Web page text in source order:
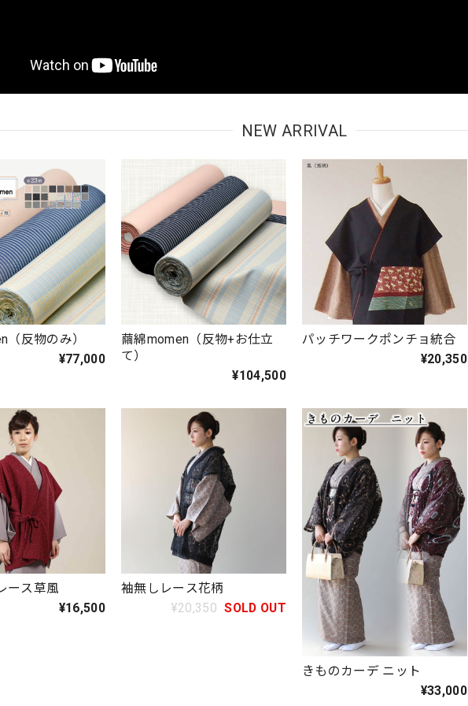
NEW ARRIVAL
（反物のみ）
¥77,000
繭綿momen（反物+お仕立
て）
¥104,500
パッチワークポンチョ統合
¥20,350
ース草風
¥16,500
袖無しレース花柄
¥20,350 SOLD OUT
きものカーデ ニット
¥33,000